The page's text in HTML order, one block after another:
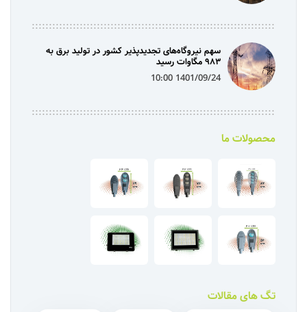
سهم نیروگاه‌های تجدیدپذیر کشور در تولید برق به
۹۸۳ مگاوات رسید
1401/09/24 10:00
محصولات ما
تگ های مقالات